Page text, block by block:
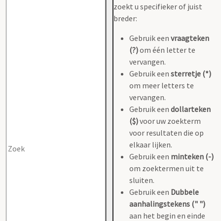
zoekt u specifieker of juist
breder:
Gebruik een vraagteken
(?)om één letter te
vervangen.
Gebruik een sterretje (*)
om meer letters te
vervangen.
Gebruik een dollarteken
($)voor uw zoekterm
voor resultaten die op
elkaar lijken.
Gebruik een minteken (-)
om zoektermen uit te
sluiten.
Gebruik een Dubbele
aanhalingstekens (" ")
aan het begin en einde